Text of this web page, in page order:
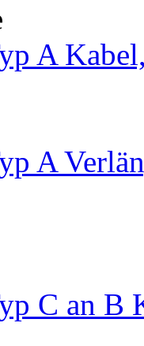
A
A
C an B